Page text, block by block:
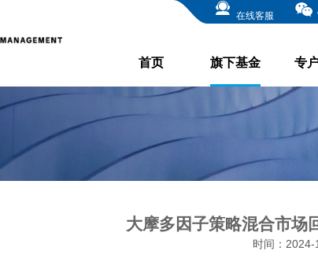
在线客服
首页 旗下基金 专
大摩多因子策略混合市场
时间：2024-